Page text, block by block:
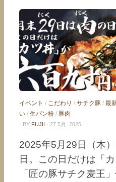
イベント / こだわり / サチク豚 / 最
い / 生パン粉 / 豚肉
· BY FUJII · 27 5月, 2025
2025年5月29日（木
日。この日だけは「
「匠の豚サチク麦王